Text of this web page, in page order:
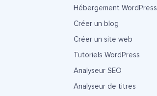
Hébergement WordPress
Créer un blog
Créer un site web
Tutoriels WordPress
Analyseur SEO
Analyseur de titres